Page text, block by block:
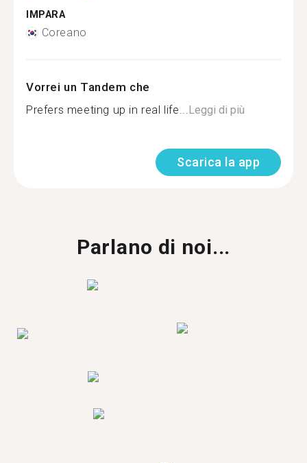
IMPARA
Coreano
Vorrei un Tandem che
Prefers meeting up in real life...Leggi di più
Scarica la app
Parlano di noi...